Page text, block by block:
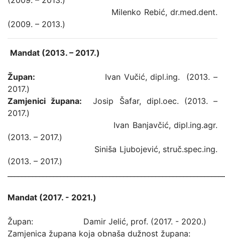
Milenko Rebić, dr.med.dent.
(2009. – 2013.)
Mandat (2013. – 2017.)
Župan: Ivan Vučić, dipl.ing. (2013. –
2017.)
Zamjenici župana: Josip Šafar, dipl.oec. (2013. –
2017.)
Ivan Banjavčić, dipl.ing.agr.
(2013. – 2017.)
Siniša Ljubojević, struč.spec.ing.
(2013. – 2017.)
Mandat (2017. - 2021.)
Župan: Damir Jelić, prof. (2017. - 2020.)
Zamjenica župana koja obnaša dužnost župana: